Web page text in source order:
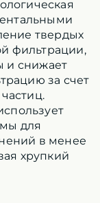
твердых
фильтрации,
и снижает
за счет
для
в менее
хрупкий